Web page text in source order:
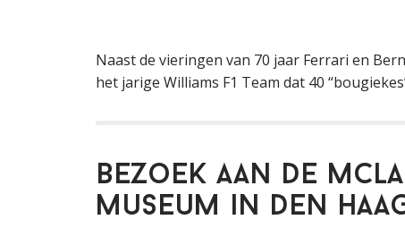
Naast de vieringen van 70 jaar Ferrari en
het jarige Williams F1 Team dat 40
Bezoek aan de
museum in Den